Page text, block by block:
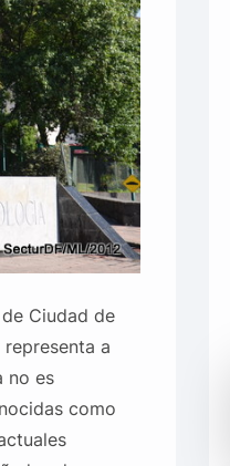
Ciudad de
a
no es
como